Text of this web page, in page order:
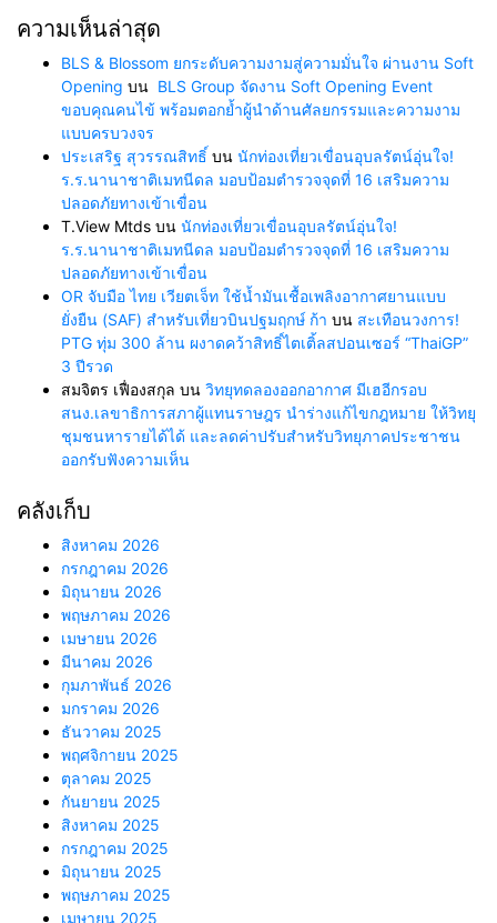
ความเห็นล่าสุด
BLS & Blossom ยกระดับความงามสู่ความมั่นใจ ผ่านงาน Soft
Opening บน BLS Group จัดงาน Soft Opening Event
ขอบคุณคนไข้ พร้อมตอกย้ำผู้นำด้านศัลยกรรมและความงาม
แบบครบวงจร
ประเสริฐ สุวรรณสิทธิ์ บน นักท่องเที่ยวเขื่อนอุบลรัตน์อุ่นใจ!
ร.ร.นานาชาติเมทนีดล มอบป้อมตำรวจจุดที่ 16 เสริมความ
ปลอดภัยทางเข้าเขื่อน
T.View Mtds บน นักท่องเที่ยวเขื่อนอุบลรัตน์อุ่นใจ!
ร.ร.นานาชาติเมทนีดล มอบป้อมตำรวจจุดที่ 16 เสริมความ
ปลอดภัยทางเข้าเขื่อน
OR จับมือ ไทย เวียตเจ็ท ใช้น้ำมันเชื้อเพลิงอากาศยานแบบ
ยั่งยืน (SAF) สำหรับเที่ยวบินปฐมฤกษ์ ก้า บน สะเทือนวงการ!
PTG ทุ่ม 300 ล้าน ผงาดคว้าสิทธิ์ไตเติ้ลสปอนเซอร์ “ThaiGP”
3 ปีรวด
สมจิตร เฟื่องสกุล บน วิทยุทดลองออกอากาศ มีเฮอีกรอบ
สนง.เลขาธิการสภาผู้แทนราษฎร นำร่างแก้ไขกฎหมาย ให้วิทยุ
ชุมชนหารายได้ได้ และลดค่าปรับสำหรับวิทยุภาคประชาชน
ออกรับฟังความเห็น
คลังเก็บ
สิงหาคม 2026
กรกฎาคม 2026
มิถุนายน 2026
พฤษภาคม 2026
เมษายน 2026
มีนาคม 2026
กุมภาพันธ์ 2026
มกราคม 2026
ธันวาคม 2025
พฤศจิกายน 2025
ตุลาคม 2025
กันยายน 2025
สิงหาคม 2025
กรกฎาคม 2025
มิถุนายน 2025
พฤษภาคม 2025
เมษายน 2025